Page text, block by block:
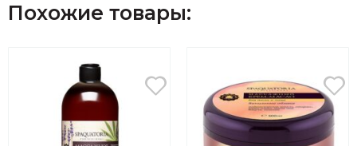
Похожие товары: